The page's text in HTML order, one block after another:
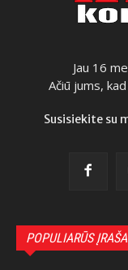
Jau 16
Ačiū jums,
Susisiekite su
POPULIARŪS